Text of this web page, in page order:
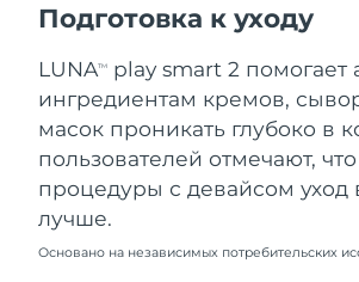
Подготовка к уходу
LUNATM
play smart 2 помогает
ингредиентам кремов,
масок проникать глубоко в
пользователей отмечают,
процедуры с девайсом уход
лучше.
Основано на независимых потребительских
Пуэрто-Рико
Катар
Реюньон
Румыния